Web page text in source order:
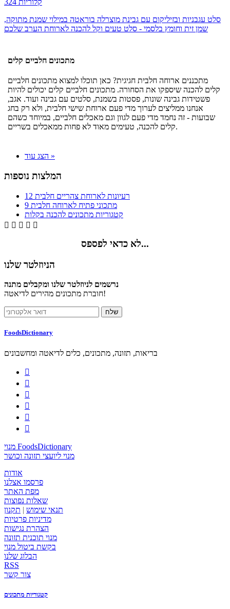
סלט עגבניות ובזיליקום עם גבינת מוצרלה בוראטה במילוי שמנת מתוקה,
שמן זית וחומץ בלסמי - סלט טעים וקל להכנה לארוחת הערב שלכם
מתכונים חלביים קלים
מתכננים ארוחה חלבית חגיגית? כאן תוכלו למצוא מתכונים חלביים
קלים להכנה שיספקו את הסחורה. מתכונים חלביים קלים יכולים להיות
פשטידות גבינה שונות, פסטות בשמנת, סלטים עם גבינה ועוד. אגב,
אנחנו ממליצים לערוך מדי פעם ארוחת שישי חלבית, ולא רק בחג
שבועות - זה נחמד מדי פעם לגוון וגם מאכלים חלביים, במיוחד כשהם
קלים להכנה, טעימים מאוד לא פחות ממאכלים בשריים.
הצג עוד »
המלצות נוספות
12 רעיונות לארוחת צהריים חלבית
9 מתכוני פתיח לארוחה חלבית
קטגוריות מתכונים להכנה בקלות
    
לא כדאי לפספס...
הניוזלטר שלנו
נרשמים לניוזלטר שלנו ומקבלים מתנה
חוברת מתכונים מהירים לדיאטה!
FoodsDictionary
בריאות, תזונה, מתכונים, כלים לדיאטה ומחשבונים






מנוי FoodsDictionary
מנוי ליועצי תזונה וכושר
אודות
פרסמו אצלנו
מפת האתר
שאלות נפוצות
תנאי שימוש | תקנון
מדיניות פרטיות
הצהרת נגישות
מנוי תוכנית תזונה
בקשת ביטול מנוי
הבלוג שלנו
RSS
צור קשר
קטגוריות מתכונים